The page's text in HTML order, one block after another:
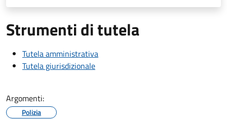
Strumenti di tutela
Tutela amministrativa
Tutela giurisdizionale
Argomenti:
Polizia